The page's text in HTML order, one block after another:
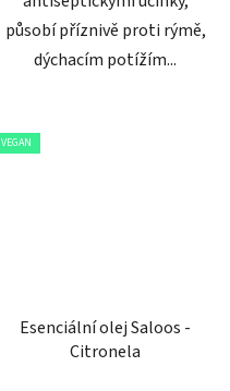
působí příznivě proti rýmě,
dýchacím potížím...
VEGAN
Esenciální olej Saloos -
Citronela